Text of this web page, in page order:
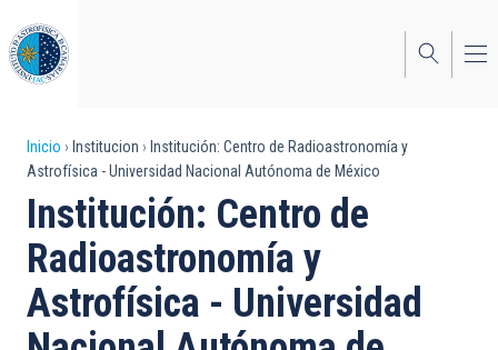
al
contenido
principal
Sobrescribir
enlaces
de
ayuda
a
Inicio Institucion
Institución: Centro de Radioastronomía y
Astrofísica - Universidad Nacional Autónoma de México
Institución: Centro de
Radioastronomía y
Astrofísica - Universidad